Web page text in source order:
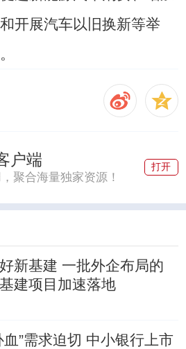
开展汽车以旧换新等举
户端
聚合海量独家资源！
打开
新基建 一批外企布局的
建项目加速落地
血”需求迫切 中小银行上市